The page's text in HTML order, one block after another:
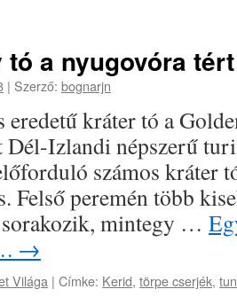
tó a nyugovóra
| Szerző: bognarjn
kráter tó a
Dél-Izlandi népszerű
számos kráter
Felső peremén több
mintegy …
→
Világa | Címke: Kerid, törpe cserjék,